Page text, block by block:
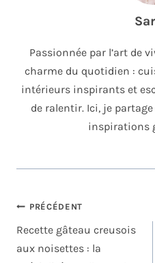
Passionnée par l’art de
charme du quotidien :
intérieurs inspirants et
de ralentir. Ici, je
inspirations
NAVIGATION
DE
L’ARTICLE
PRÉCÉDENT
Recette gâteau creusois
aux noisettes : la